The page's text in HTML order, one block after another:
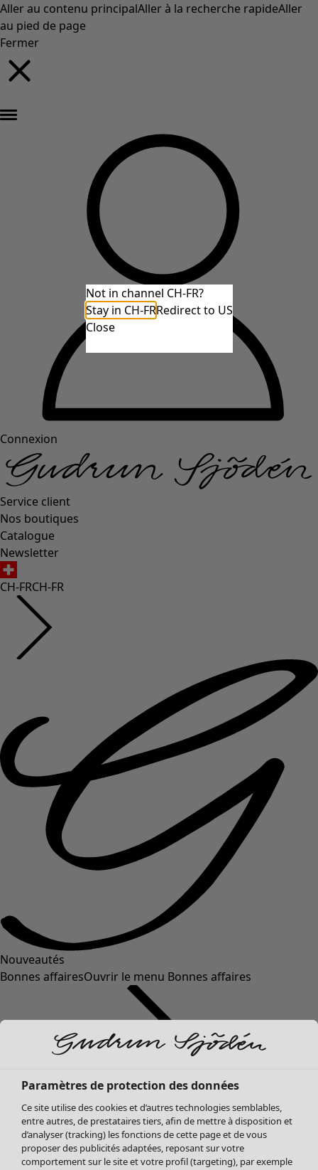
Aller au contenu principalAller à la recherche rapideAller
au pied de page
Fermer
Connexion
Service client
Nos boutiques
Catalogue
Newsletter
CH-FRCH-FR
Nouveautés
Bonnes affairesOuvrir le menu Bonnes affaires
Soldes Vêtements
Not in channel CH-FR?
Stay in CH-FRRedirect to US
Close
Paramètres de protection des données
Ce site utilise des cookies et d’autres technologies semblables,
entre autres, de prestataires tiers, afin de mettre à disposition et
d’analyser (tracking) les fonctions de cette page et de vous
proposer des publicités adaptées, reposant sur votre
comportement sur le site et votre profil (targeting), par exemple